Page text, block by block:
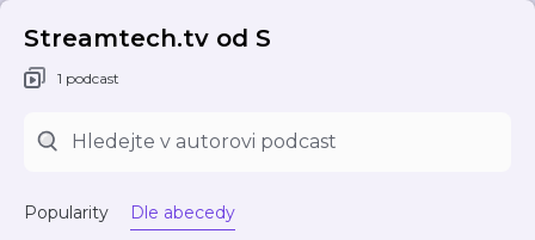
Streamtech.tv od S
1 podcast
Popularity Dle abecedy